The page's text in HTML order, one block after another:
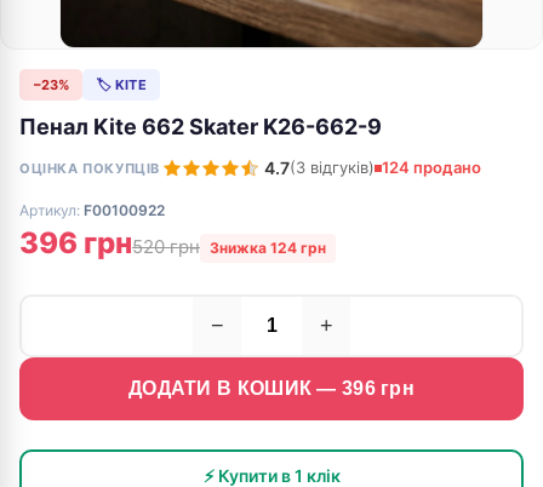
−23% 🏷 KITE
Пенал Kite 662 Skater K26-662-9
ОЦІНКА ПОКУПЦІВ 4.7(3 відгуків) 124 продано
Артикул: F00100922
396 грн520 грн Знижка 124 грн
− +
ДОДАТИ В КОШИК — 396грн
⚡ Купити в 1 клік